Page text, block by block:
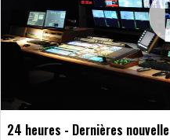
24 heures - Dernières